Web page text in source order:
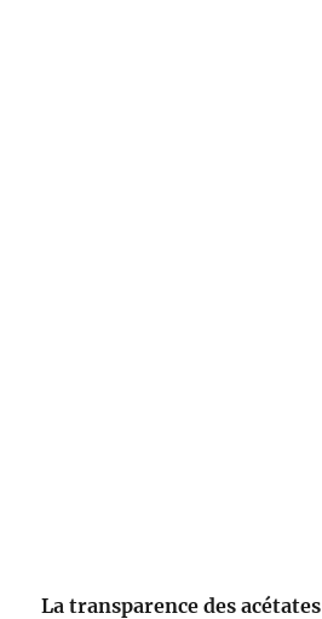
La transparence des acétates